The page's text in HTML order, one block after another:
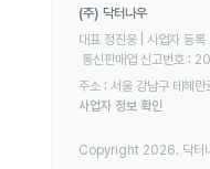
(주) 닥터나우
대표 정진웅 | 사업자
통신판매업 신고번호
주소 : 서울 강남구 테헤
사업자 정보 확인
Copyright 2026. 닥터